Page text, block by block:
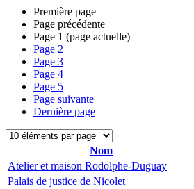
Première page
Page précédente
Page 1 (page actuelle)
Page 2
Page 3
Page 4
Page 5
Page suivante
Dernière page
Nom
Atelier et maison Rodolphe-Duguay
Palais de justice de Nicolet